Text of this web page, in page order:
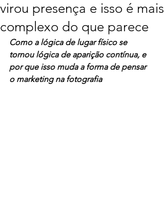
virou presença e isso é mais
complexo do que parece
Como a lógica de lugar físico se
tornou lógica de aparição contínua, e
por que isso muda a forma de pensar
o marketing na fotografia